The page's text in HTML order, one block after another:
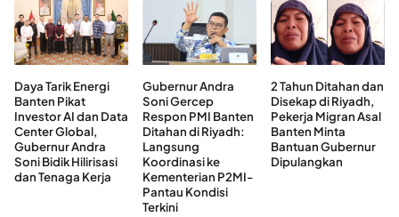
Daya Tarik Energi
Banten Pikat
Investor AI dan Data
Center Global,
Gubernur Andra
Soni Bidik Hilirisasi
dan Tenaga Kerja
Gubernur Andra
Soni Gercep
Respon PMI Banten
Ditahan di Riyadh:
Langsung
Koordinasi ke
Kementerian P2MI-
Pantau Kondisi
Terkini
2 Tahun Ditahan dan
Disekap di Riyadh,
Pekerja Migran Asal
Banten Minta
Bantuan Gubernur
Dipulangkan